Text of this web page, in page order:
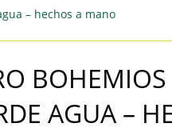
– hechos a mano
BOHEMIOS
AGUA –